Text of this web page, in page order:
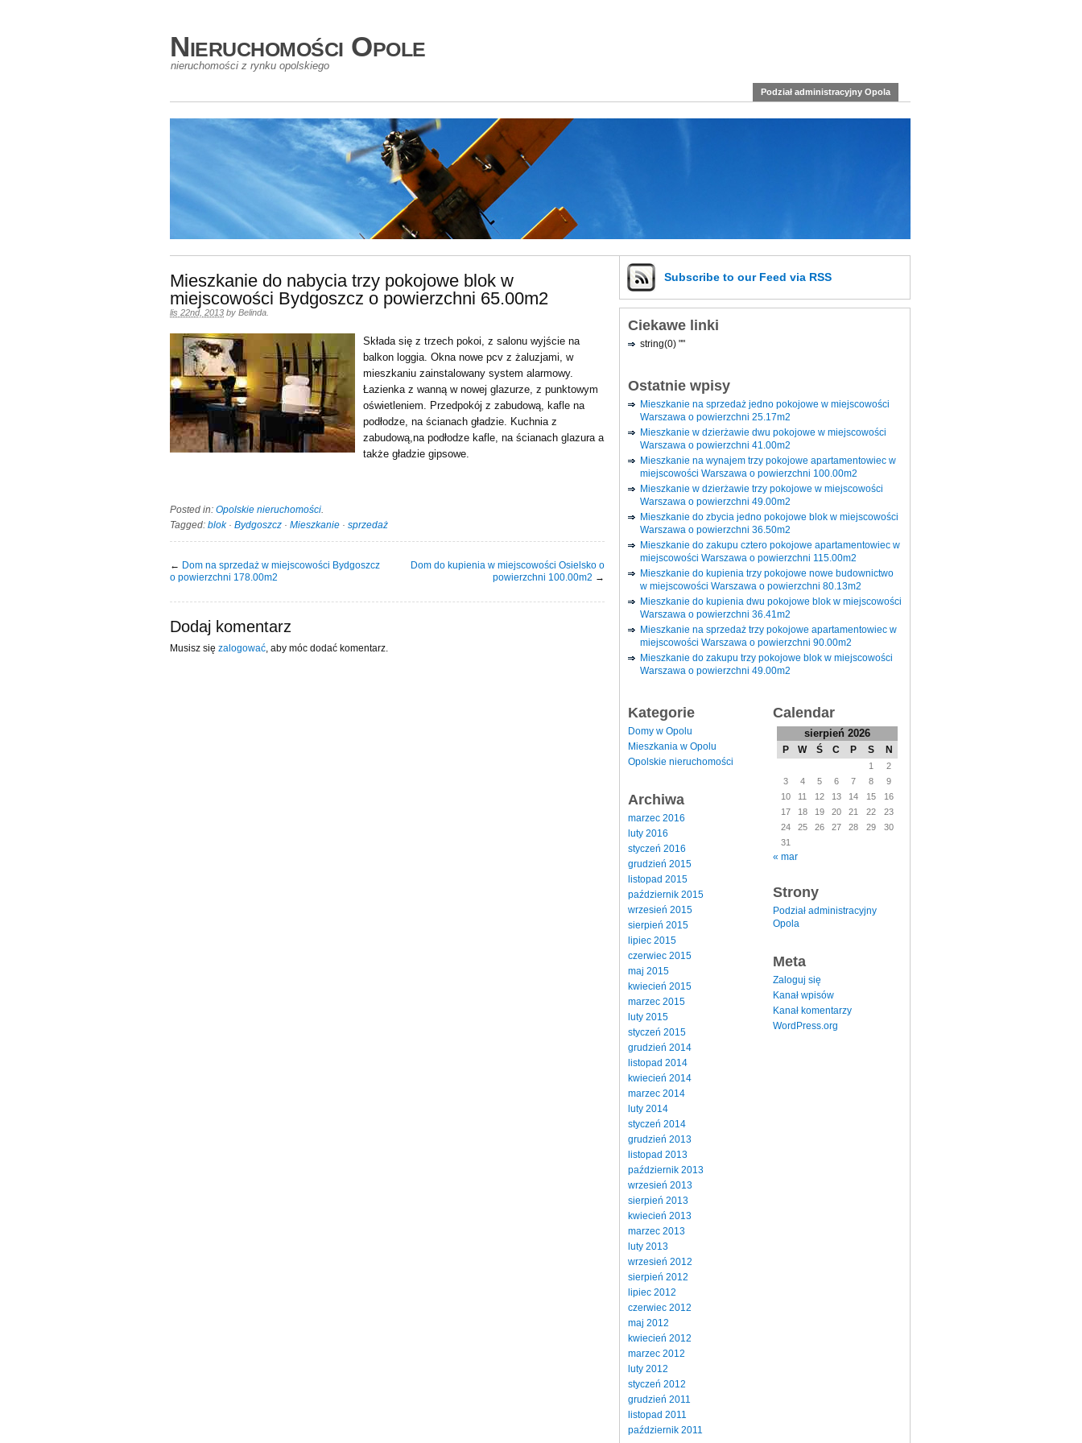
Nieruchomości Opole
nieruchomości z rynku opolskiego
Podział administracyjny Opola
Mieszkanie do nabycia trzy pokojowe blok w
miejscowości Bydgoszcz o powierzchni 65.00m2
lis 22nd, 2013 by Belinda
Składa się z trzech pokoi, z salonu wyjście na
balkon loggia. Okna nowe pcv z żaluzjami, w
mieszkaniu zainstalowany system alarmowy.
Łazienka z wanną w nowej glazurze, z punktowym
oświetleniem. Przedpokój z zabudową, kafle na
podłodze, na ścianach gładzie. Kuchnia z
zabudową,na podłodze kafle, na ścianach glazura a
także gładzie gipsowe.
Posted in: Opolskie nieruchomości.
Tagged: blok· Bydgoszcz · Mieszkanie · sprzedaż
← Dom na sprzedaż w miejscowości Bydgoszcz
o powierzchni 178.00m2
Dom do kupienia w miejscowości Osielsko o
powierzchni 100.00m2 →
Dodaj komentarz
Musisz się zalogować , aby móc dodać komentarz.
Subscribe to our Feed via RSS
Ciekawe linki
string(0) ""
Ostatnie wpisy
Mieszkanie na sprzedaż jedno pokojowe w miejscowości
Warszawa o powierzchni 25.17m2
Mieszkanie w dzierżawie dwu pokojowe w miejscowości
Warszawa o powierzchni 41.00m2
Mieszkanie na wynajem trzy pokojowe apartamentowiec w
miejscowości Warszawa o powierzchni 100.00m2
Mieszkanie w dzierżawie trzy pokojowe w miejscowości
Warszawa o powierzchni 49.00m2
Mieszkanie do zbycia jedno pokojowe blok w miejscowości
Warszawa o powierzchni 36.50m2
Mieszkanie do zakupu cztero pokojowe apartamentowiec w
miejscowości Warszawa o powierzchni 115.00m2
Mieszkanie do kupienia trzy pokojowe nowe budownictwo
w miejscowości Warszawa o powierzchni 80.13m2
Mieszkanie do kupienia dwu pokojowe blok w miejscowości
Warszawa o powierzchni 36.41m2
Mieszkanie na sprzedaż trzy pokojowe apartamentowiec w
miejscowości Warszawa o powierzchni 90.00m2
Mieszkanie do zakupu trzy pokojowe blok w miejscowości
Warszawa o powierzchni 49.00m2
Kategorie
Domy w Opolu
Mieszkania w Opolu
Opolskie nieruchomości
Archiwa
marzec 2016
luty 2016
styczeń 2016
grudzień 2015
listopad 2015
październik 2015
wrzesień 2015
sierpień 2015
lipiec 2015
czerwiec 2015
maj 2015
kwiecień 2015
marzec 2015
luty 2015
styczeń 2015
grudzień 2014
listopad 2014
kwiecień 2014
marzec 2014
luty 2014
styczeń 2014
grudzień 2013
listopad 2013
październik 2013
wrzesień 2013
sierpień 2013
kwiecień 2013
marzec 2013
luty 2013
wrzesień 2012
sierpień 2012
lipiec 2012
czerwiec 2012
maj 2012
kwiecień 2012
marzec 2012
luty 2012
styczeń 2012
grudzień 2011
listopad 2011
październik 2011
Calendar
sierpień 2026
P W Ś C P S N
1
2
3
4 5 6 7 8
9
10
11 12 13 14 15
16
17
18 19 20 21 22
23
24
25 26 27 28 29
30
31
« mar
Strony
Podział administracyjny
Opola
Meta
Zaloguj się
Kanał wpisów
Kanał komentarzy
WordPress.org